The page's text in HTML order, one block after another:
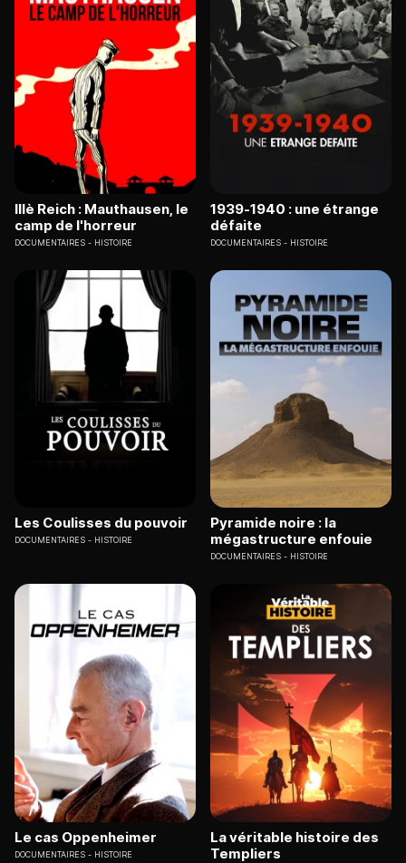
IIIè Reich : Mauthausen, le
camp de l'horreur
DOCUMENTAIRES HISTOIRE
1939-1940 : une étrange
défaite
DOCUMENTAIRES HISTOIRE
Les Coulisses du pouvoir
DOCUMENTAIRES HISTOIRE
Pyramide noire : la
mégastructure enfouie
DOCUMENTAIRES HISTOIRE
Le cas Oppenheimer
DOCUMENTAIRES HISTOIRE
La véritable histoire des
Templiers